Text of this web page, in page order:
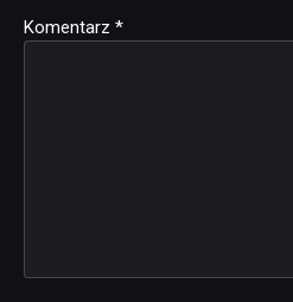
Komentarz *
Alternative: